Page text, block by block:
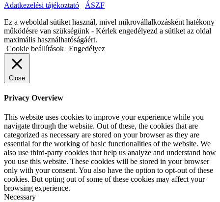
Adatkezelési tájékoztató
ÁSZF
Ez a weboldal sütiket használ, mivel mikrovállalkozásként hatékony
működésre van szükségünk - Kérlek engedélyezd a sütiket az oldal
maximális használhatóságáért.
Cookie beállítások Engedélyez
Close
Privacy Overview
This website uses cookies to improve your experience while you
navigate through the website. Out of these, the cookies that are
categorized as necessary are stored on your browser as they are
essential for the working of basic functionalities of the website. We
also use third-party cookies that help us analyze and understand how
you use this website. These cookies will be stored in your browser
only with your consent. You also have the option to opt-out of these
cookies. But opting out of some of these cookies may affect your
browsing experience.
Necessary